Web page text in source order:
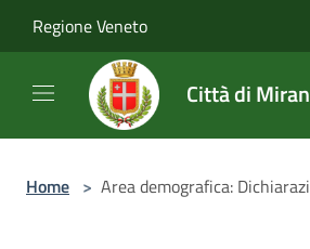
Regione Veneto
Città di
Home > Area demografica: